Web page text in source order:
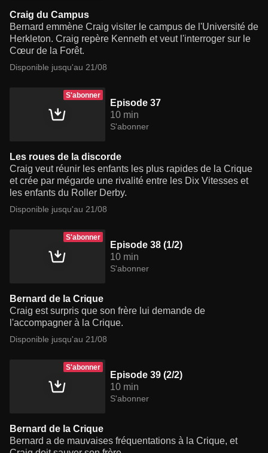
Craig du Campus
Bernard emmène Craig visiter le campus de l'Université de
Herkleton. Craig repère Kenneth et veut l'interroger sur le
Cœur de la Forêt.
Disponible jusqu'au 21/08
S'abonner
Episode 37
10 min
S'abonner
Les roues de la discorde
Craig veut réunir les enfants les plus rapides de la Crique
et crée par mégarde une rivalité entre les Dix Vitesses et
les enfants du Roller Derby.
Disponible jusqu'au 21/08
S'abonner
Episode 38 (1/2)
10 min
S'abonner
Bernard de la Crique
Craig est surpris que son frère lui demande de
l'accompagner à la Crique.
Disponible jusqu'au 21/08
S'abonner
Episode 39 (2/2)
10 min
S'abonner
Bernard de la Crique
Bernard a de mauvaises fréquentations à la Crique, et